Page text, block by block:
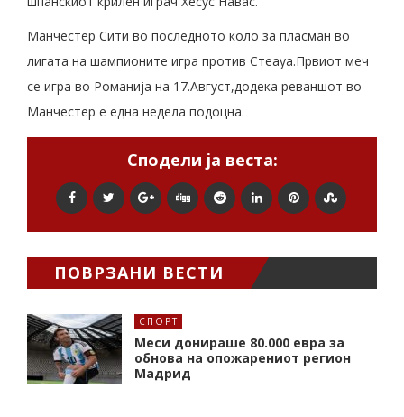
Манчестер Сити во последното коло за пласман во
лигата на шампионите игра против Стеауа.Првиот меч
се игра во Романија на 17.Август,додека реваншот во
Манчестер е една недела подоцна.
Сподели ја веста:
ПОВРЗАНИ ВЕСТИ
СПОРТ
Меси донираше 80.000 евра за
обнова на опожарениот регион
Мадрид